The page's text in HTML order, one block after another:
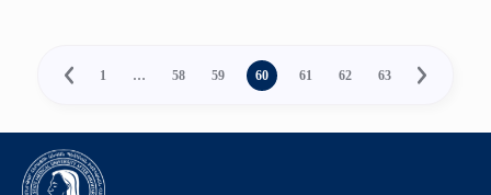
1 … 58 59 60 61 62 63